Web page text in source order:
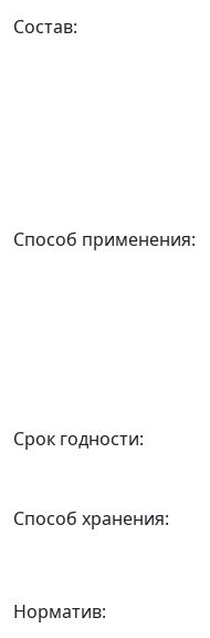
Состав:
Способ применения:
Срок годности:
Способ хранения:
Норматив: